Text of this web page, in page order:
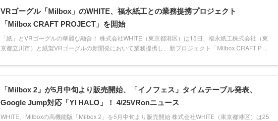
VRゴーグル「Milbox」のWHITE、福永紙工との業務提携プロジェクト
「Milbox CRAFT PROJECT」を開始
「紙」とVRゴーグルの華麗な融合！ 株式会社WHITE（東京都港区）は15日、福永紙工株式会社（東
京都立川市）と紙製VRゴーグルの新開発において業務提携し、新プロジェクト「Milbox CRAFT P ...
「Milbox 2」が5月中旬より販売開始、「イノフェス」タイムテーブル発表、
Google Jump対応「YI HALO」！ 4/25VRonニュース
WHITE、Milboxの高機能版「Milbox 2」を5月中旬より販売開始 株式会社WHITE（東京都港区）は25